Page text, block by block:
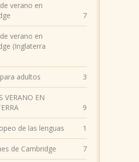
verano en
7
verano en
(Inglaterra
adultos
3
VERANO EN
9
de las lenguas 1
de Cambridge 7